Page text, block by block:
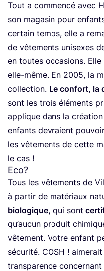
Tout a com­men­cé avec
son maga­sin pour
cer­tain temps, elle a
de vête­ments uni­sexes
en toutes occa­sions.
elle-même. En 2005, la
col­lec­tion. Le confort, la
sont les trois élé­ments
applique dans la
enfants devraient
les vête­ments de cette
le cas !
Eco?
Tous les vête­ments de
à par­tir de maté­riaux
bio­lo­gique, qui sont
qu’au­cun pro­duit
vête­ment. Votre enfant
sécu­ri­té. COSH !
trans­pa­rence